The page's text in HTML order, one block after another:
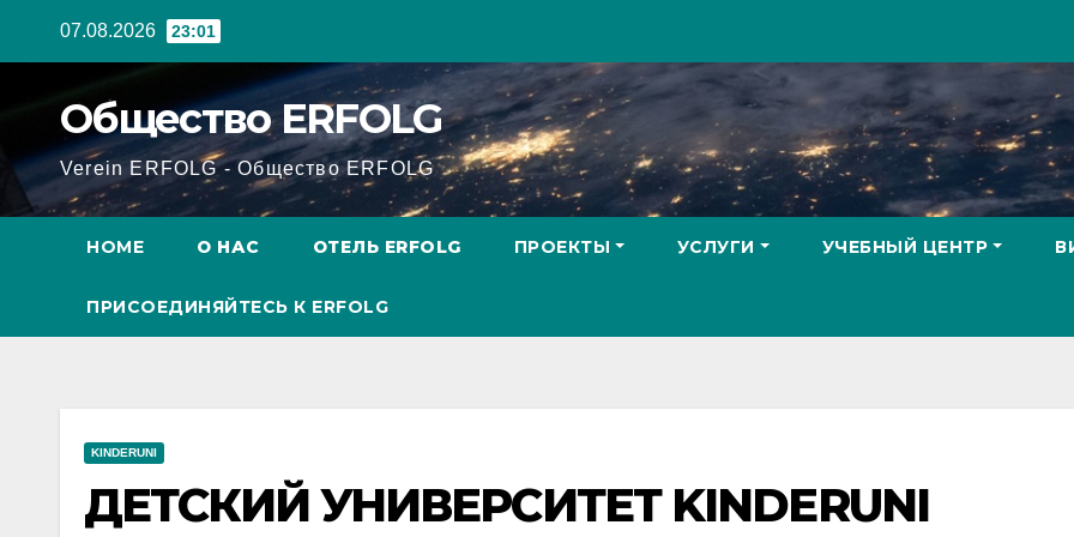
07.08.2026 23:01
Общество ERFOLG
Verein ERFOLG - Общество ERFOLG
HOME О НАС ОТЕЛЬ ERFOLG ПРОЕКТЫ УСЛУГИ УЧЕБНЫЙ ЦЕНТР
ПРИСОЕДИНЯЙТЕСЬ К ERFOLG
KINDERUNI
ДЕТСКИЙ УНИВЕРСИТЕТ KINDERUNI